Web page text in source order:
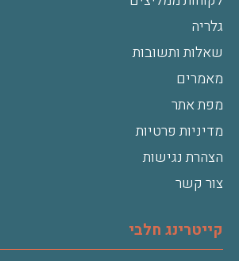
גלריה
שאלות ותשובות
מאמרים
מפת אתר
מדיניות פרטיות
הצהרת נגישות
צור קשר
קייטרינג חלבי